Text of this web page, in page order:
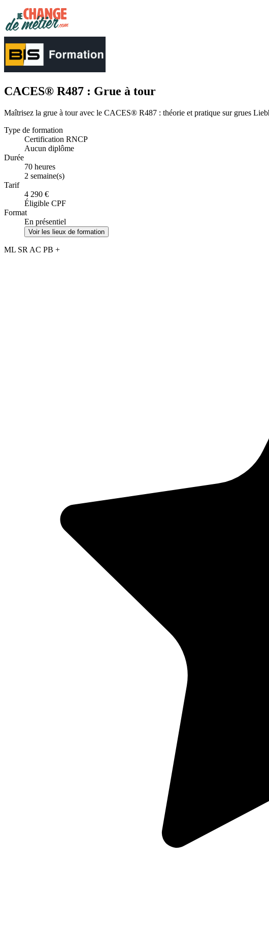
CACES® R487 : Grue à tour
Maîtrisez la grue à tour avec le CACES® R487 : théorie et pratique sur grues
Type de formation
Certification RNCP
Aucun diplôme
Durée
70 heures
2 semaine(s)
Tarif
4 290 €
Éligible CPF
Format
En présentiel
Voir les lieux de formation
ML SR AC PB +